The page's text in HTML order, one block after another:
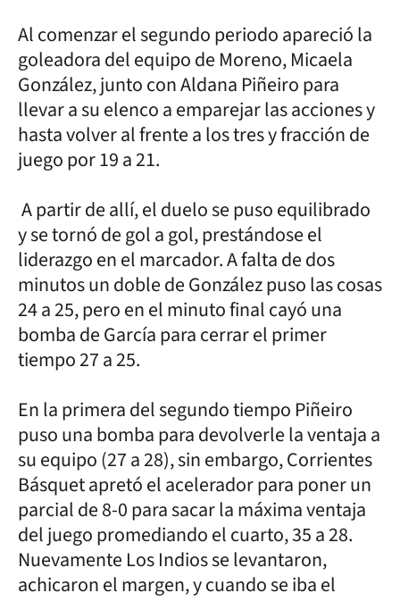
Al comenzar el segundo periodo apareció la
goleadora del equipo de Moreno, Micaela
González, junto con Aldana Piñeiro para
llevar a su elenco a emparejar las acciones y
hasta volver al frente a los tres y fracción de
juego por 19 a 21.
A partir de allí, el duelo se puso equilibrado
y se tornó de gol a gol, prestándose el
liderazgo en el marcador. A falta de dos
minutos un doble de González puso las cosas
24 a 25, pero en el minuto final cayó una
bomba de García para cerrar el primer
tiempo 27 a 25.
En la primera del segundo tiempo Piñeiro
puso una bomba para devolverle la ventaja a
su equipo (27 a 28), sin embargo, Corrientes
Básquet apretó el acelerador para poner un
parcial de 8-0 para sacar la máxima ventaja
del juego promediando el cuarto, 35 a 28.
Nuevamente Los Indios se levantaron,
achicaron el margen, y cuando se iba el